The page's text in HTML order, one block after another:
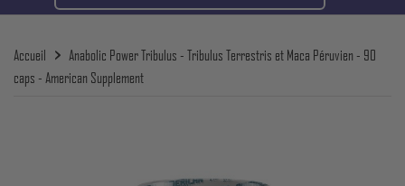
Accueil
Anabolic Power Tribulus - Tribulus Terrestris et Maca Péruvien - 90
caps - American Supplement